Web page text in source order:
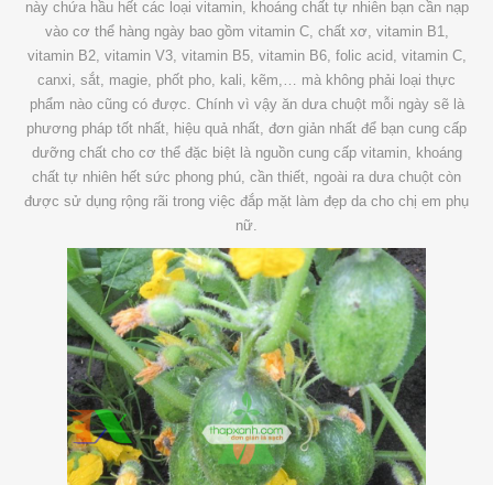
này chứa hầu hết các loại vitamin, khoáng chất tự nhiên bạn cần nạp
vào cơ thể hàng ngày bao gồm vitamin C, chất xơ, vitamin B1,
vitamin B2, vitamin V3, vitamin B5, vitamin B6, folic acid, vitamin C,
canxi, sắt, magie, phốt pho, kali, kẽm,… mà không phải loại thực
phẩm nào cũng có được. Chính vì vậy ăn dưa chuột mỗi ngày sẽ là
phương pháp tốt nhất, hiệu quả nhất, đơn giản nhất để bạn cung cấp
dưỡng chất cho cơ thể đặc biệt là nguồn cung cấp vitamin, khoáng
chất tự nhiên hết sức phong phú, cần thiết, ngoài ra dưa chuột còn
được sử dụng rộng rãi trong việc đắp mặt làm đẹp da cho chị em phụ
nữ.